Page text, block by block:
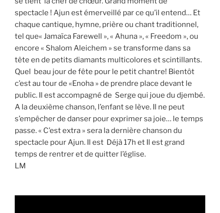
spectacle ! Ajun est émerveillé par ce qu’il entend… Et
chaque cantique, hymne, prière ou chant traditionnel,
tel que« Jamaïca Farewell », « Ahuna », « Freedom », ou
encore « Shalom Aleichem » se transforme dans sa
tête en de petits diamants multicolores et scintillants.
Quel beau jour de fête pour le petit chantre! Bientôt
c’est au tour de «Enoha » de prendre place devant le
public. Il est accompagné de Serge qui joue du djembé.
A la deuxième chanson, l’enfant se lève. Il ne peut
s’empêcher de danser pour exprimer sa joie… le temps
passe. « C’est extra » sera la dernière chanson du
spectacle pour Ajun. Il est Déjà 17h et Il est grand
temps de rentrer et de quitter l’église.
LM